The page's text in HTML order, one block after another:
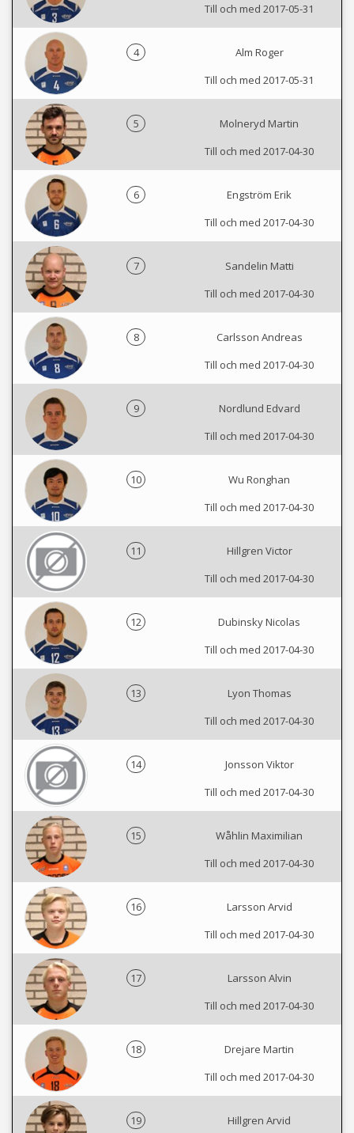
Till och med 2017-05-31
4
Alm Roger
Till och med 2017-05-31
5
Molneryd Martin
Till och med 2017-04-30
6
Engström Erik
Till och med 2017-04-30
7
Sandelin Matti
Till och med 2017-04-30
8
Carlsson Andreas
Till och med 2017-04-30
9
Nordlund Edvard
Till och med 2017-04-30
10
Wu Ronghan
Till och med 2017-04-30
11
Hillgren Victor
Till och med 2017-04-30
12
Dubinsky Nicolas
Till och med 2017-04-30
13
Lyon Thomas
Till och med 2017-04-30
14
Jonsson Viktor
Till och med 2017-04-30
15
Wåhlin Maximilian
Till och med 2017-04-30
16
Larsson Arvid
Till och med 2017-04-30
17
Larsson Alvin
Till och med 2017-04-30
18
Drejare Martin
Till och med 2017-04-30
19 Hillgren Arvid